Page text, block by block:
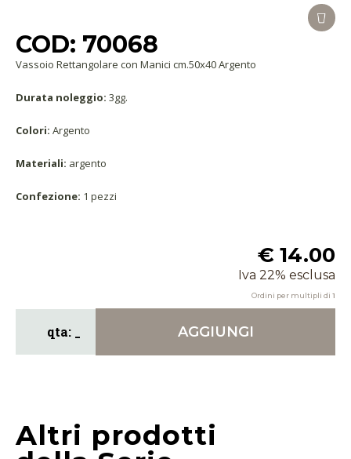
COD: 70068
Vassoio Rettangolare con Manici cm.50x40 Argento
Durata noleggio: 3gg.
Colori: Argento
Materiali: argento
Confezione: 1 pezzi
€ 14.00
Iva 22% esclusa
Ordini per multipli di 1
AGGIUNGI
Altri prodotti